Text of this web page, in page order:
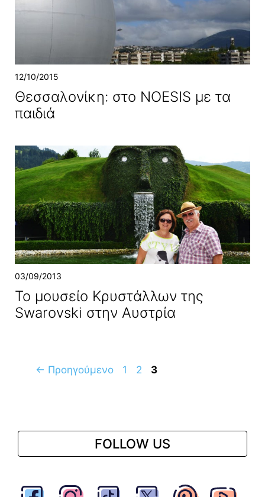
12/10/2015
Θεσσαλονίκη: στο NOESIS με τα
παιδιά
03/09/2013
Το μουσείο Kρυστάλλων της
Swarovski στην Αυστρία
← Προηγούμενο Σελίδα
1 Σελίδα
2 Σελίδα
3
FOLLOW US